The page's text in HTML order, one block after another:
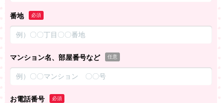
番地 必須
マンション名、部屋番号など 任意
お電話番号 必須